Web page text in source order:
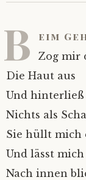
B eim
Zog mir
Die Haut aus
Und hinterließ
Nichts als
Sie hüllt mich
Und lässt mich
Nach innen